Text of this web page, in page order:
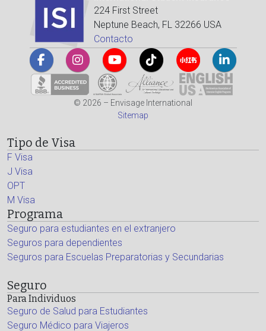
224 First Street
Neptune Beach, FL 32266 USA
Contacto
© 2026 – Envisage International
Sitemap
Tipo de Visa
F Visa
J Visa
OPT
M Visa
Programa
Seguro para estudiantes en el extranjero
Seguros para dependientes
Seguros para Escuelas Preparatorias y Secundarias
Seguro
Para Individuos
Seguro de Salud para Estudiantes
Seguro Médico para Viajeros